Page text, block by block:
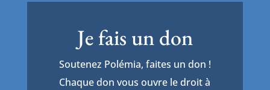
Je fais un don
Soutenez Polémia, faites un don !
Chaque don vous ouvre le droit à